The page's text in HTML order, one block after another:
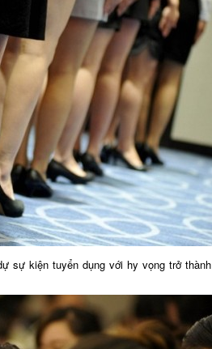
sự kiện tuyển dụng với hy vọng trở thành